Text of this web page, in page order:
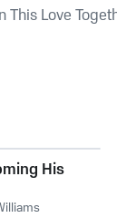
This Love
His